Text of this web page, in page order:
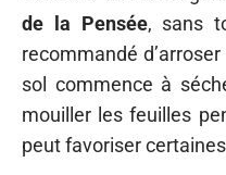
de la Pensée, sans
recommandé
sol commence à
mouiller les feuilles
peut favoriser